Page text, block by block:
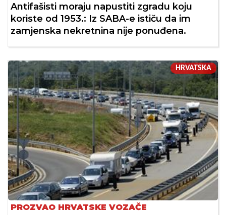
Antifašisti moraju napustiti zgradu koju
koriste od 1953.: Iz SABA-e ističu da im
zamjenska nekretnina nije ponuđena.
HRVATSKA
PROZVAO HRVATSKE VOZAČE